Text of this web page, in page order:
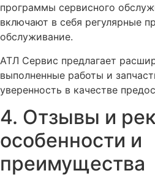
программы сервисного
включают в себя регулярные
обслуживание.
АТЛ Сервис предлагает
выполненные работы и
уверенность в качестве
4. Отзывы и
особенности и
преимущества